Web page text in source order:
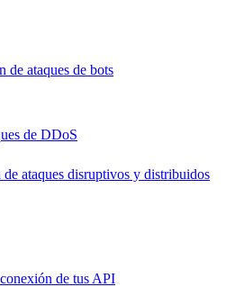
de ataques de bots
de DDoS
ataques disruptivos y distribuidos
de tus API